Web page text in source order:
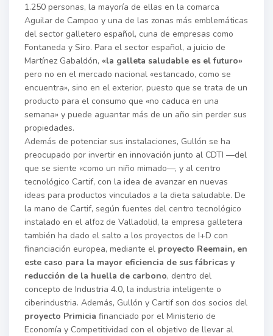
1.250 personas, la mayoría de ellas en la comarca
Aguilar de Campoo y una de las zonas más emblemáticas
del sector galletero español, cuna de empresas como
Fontaneda y Siro. Para el sector español, a juicio de
Martínez Gabaldón, «la galleta saludable es el futuro»
pero no en el mercado nacional «estancado, como se
encuentra», sino en el exterior, puesto que se trata de un
producto para el consumo que «no caduca en una
semana» y puede aguantar más de un año sin perder sus
propiedades.
Además de potenciar sus instalaciones, Gullón se ha
preocupado por invertir en innovación junto al CDTI —del
que se siente «como un niño mimado—, y al centro
tecnológico Cartif, con la idea de avanzar en nuevas
ideas para productos vinculados a la dieta saludable. De
la mano de Cartif, según fuentes del centro tecnológico
instalado en el alfoz de Valladolid, la empresa galletera
también ha dado el salto a los proyectos de I+D con
financiación europea, mediante el proyecto Reemain, en
este caso para la mayor eficiencia de sus fábricas y
reducción de la huella de carbono, dentro del
concepto de Industria 4.0, la industria inteligente o
ciberindustria. Además, Gullón y Cartif son dos socios del
proyecto Primicia financiado por el Ministerio de
Economía y Competitividad con el objetivo de llevar al